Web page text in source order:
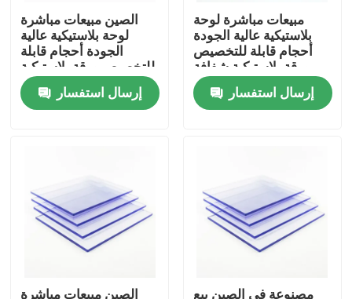
حول بنا
إتصال
videos
ورقة البولي الصلبة
الصين مبيعات مباشرة
لوحة بلاستيكية عالية
الجودة أحجام قابلة
للتخصيص ورقة بلاستيكية
شفافة ورقة بوليكاربونات
صلبة
إرسال استفسار
مبيعات مباشرة لوحة
بلاستيكية عالية الجودة
أحجام قابلة للتخصيص
ورقة بلاستيكية شفافة
ورقة بوليكاربونات صلبة
إرسال استفسار
الصين مبيعات مباشرة
مصنوعة في الصين بيع